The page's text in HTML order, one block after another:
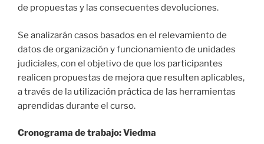
de propuestas y las consecuentes devoluciones.
Se analizarán casos basados en el relevamiento de
datos de organización y funcionamiento de unidades
judiciales, con el objetivo de que los participantes
realicen propuestas de mejora que resulten aplicables,
a través de la utilización práctica de las herramientas
aprendidas durante el curso.
Cronograma de trabajo: Viedma